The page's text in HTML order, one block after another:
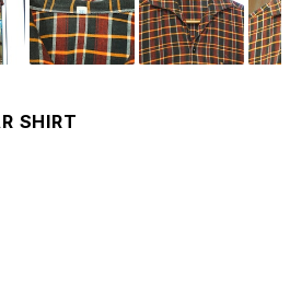
SHIRT